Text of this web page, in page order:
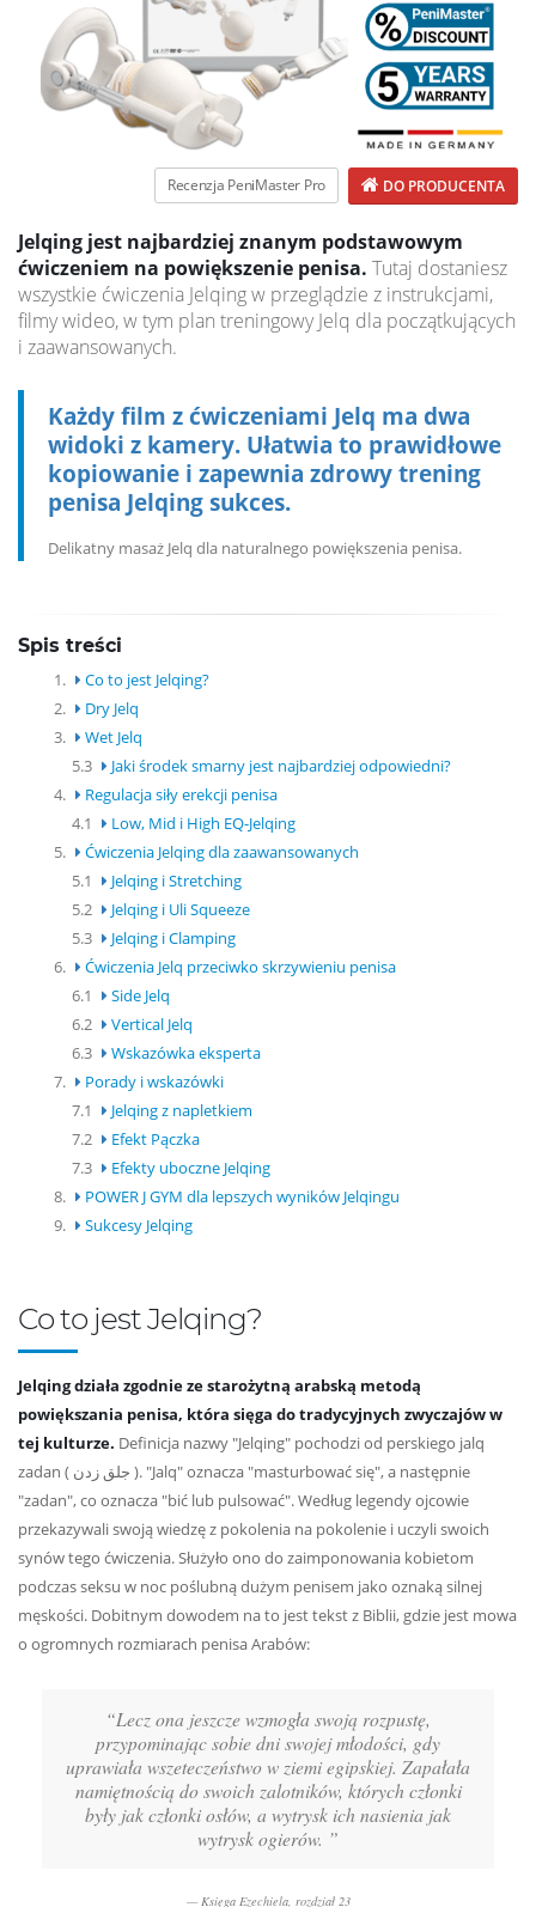
Recenzja PeniMaster Pro DO PRODUCENTA
Jelqing jest najbardziej znanym podstawowym
ćwiczeniem na powiększenie penisa. Tutaj dostaniesz
wszystkie ćwiczenia Jelqing w przeglądzie z instrukcjami,
filmy wideo, w tym plan treningowy Jelq dla początkujących
i zaawansowanych.
Każdy film z ćwiczeniami Jelq ma dwa
widoki z kamery. Ułatwia to prawidłowe
kopiowanie i zapewnia zdrowy trening
penisa Jelqing sukces.
Delikatny masaż Jelq dla naturalnego powiększenia penisa.
Spis treści
1.
Co to jest Jelqing?
2.
Dry Jelq
3.
Wet Jelq
5.3
Jaki środek smarny jest najbardziej odpowiedni?
4.
Regulacja siły erekcji penisa
4.1
Low, Mid i High EQ-Jelqing
5.
Ćwiczenia Jelqing dla zaawansowanych
5.1
Jelqing i Stretching
5.2
Jelqing i Uli Squeeze
5.3
Jelqing i Clamping
6.
Ćwiczenia Jelq przeciwko skrzywieniu penisa
6.1
Side Jelq
6.2
Vertical Jelq
6.3
Wskazówka eksperta
7.
Porady i wskazówki
7.1
Jelqing z napletkiem
7.2
Efekt Pączka
7.3
Efekty uboczne Jelqing
8.
POWER J GYM dla lepszych wyników Jelqingu
9.
Sukcesy Jelqing
Co to jest Jelqing?
Jelqing działa zgodnie ze starożytną arabską metodą
powiększania penisa, która sięga do tradycyjnych zwyczajów w
tej kulturze. Definicja nazwy "Jelqing" pochodzi od perskiego jalq
zadan ( جلق زدن ). "Jalq" oznacza "masturbować się", a następnie
"zadan", co oznacza "bić lub pulsować". Według legendy ojcowie
przekazywali swoją wiedzę z pokolenia na pokolenie i uczyli swoich
synów tego ćwiczenia. Służyło ono do zaimponowania kobietom
podczas seksu w noc poślubną dużym penisem jako oznaką silnej
męskości. Dobitnym dowodem na to jest tekst z Biblii, gdzie jest mowa
o ogromnych rozmiarach penisa Arabów:
“Lecz ona jeszcze wzmogła swoją rozpustę,
przypominając sobie dni swojej młodości, gdy
uprawiała wszeteczeństwo w ziemi egipskiej. Zapałała
namiętnością do swoich zalotników, których członki
były jak członki osłów, a wytrysk ich nasienia jak
wytrysk ogierów. ”
Księga Ezechiela, rozdział 23